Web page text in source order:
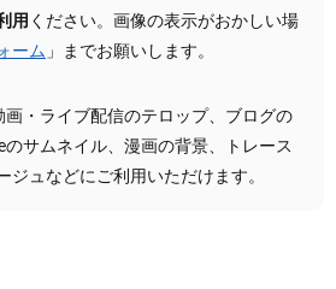
用 ください。画像の表示がおかしい場
ーム 」までお願いします。
画・ライブ配信のテロップ、ブログの
のサムネイル、漫画の背景、トレース
ジュなどにご利用いただけます。